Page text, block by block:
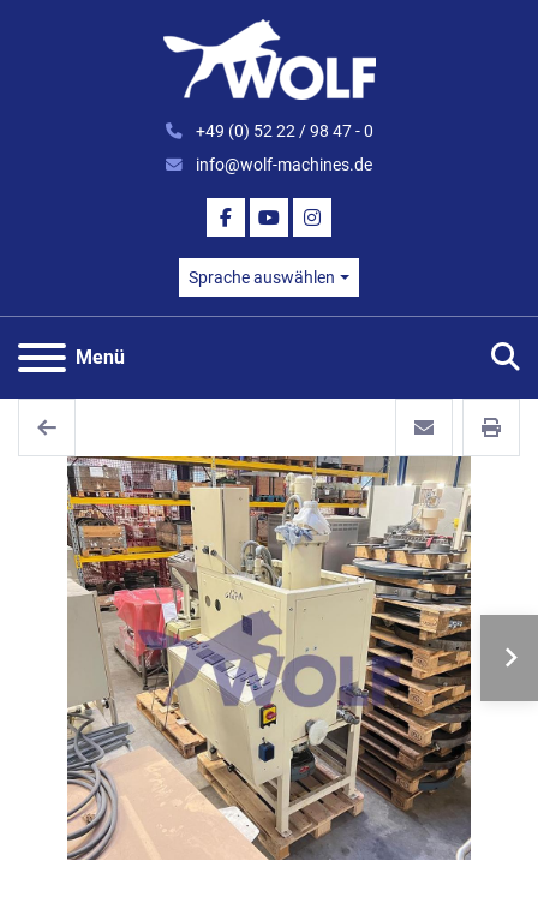
+49 (0) 52 22 / 98 47 - 0
info@wolf-machines.de
FACEBOOK
YOUTUBEINSTAGRAM
Sprache auswählen
Menü